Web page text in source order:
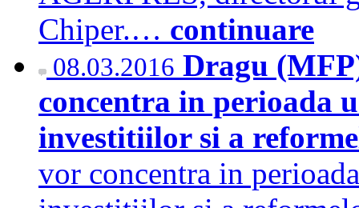
Chiper.… continuare
08.03.2016 Dragu
concentra in perioada
investitiilor si a
vor concentra in